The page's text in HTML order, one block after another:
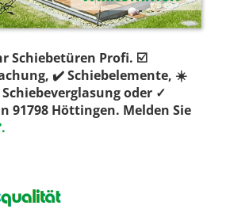
Schiebetüren Profi. ☑️
✔️ Schiebelemente, ☀️
oder ✓
91798 Höttingen. Melden Sie